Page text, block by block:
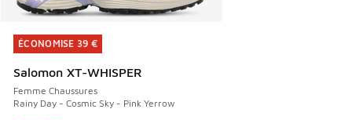
ÉCONOMISE 39 €
Salomon XT-WHISPER
Femme Chaussures
Rainy Day - Cosmic Sky - Pink Yerrow
ÉCONOMISE 39 €